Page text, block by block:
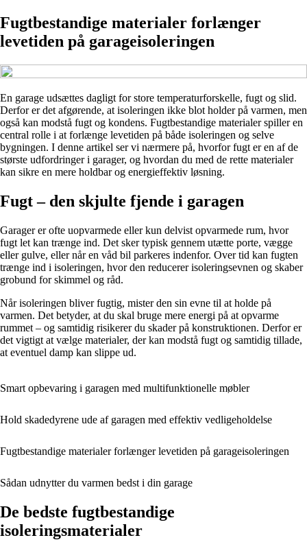
Fugtbestandige materialer forlænger
levetiden på garageisoleringen
En garage udsættes dagligt for store temperaturforskelle, fugt og slid.
Derfor er det afgørende, at isoleringen ikke blot holder på varmen, men
også kan modstå fugt og kondens. Fugtbestandige materialer spiller en
central rolle i at forlænge levetiden på både isoleringen og selve
bygningen. I denne artikel ser vi nærmere på, hvorfor fugt er en af de
største udfordringer i garager, og hvordan du med de rette materialer
kan sikre en mere holdbar og energieffektiv løsning.
Fugt – den skjulte fjende i garagen
Garager er ofte uopvarmede eller kun delvist opvarmede rum, hvor
fugt let kan trænge ind. Det sker typisk gennem utætte porte, vægge
eller gulve, eller når en våd bil parkeres indenfor. Over tid kan fugten
trænge ind i isoleringen, hvor den reducerer isoleringsevnen og skaber
grobund for skimmel og råd.
Når isoleringen bliver fugtig, mister den sin evne til at holde på
varmen. Det betyder, at du skal bruge mere energi på at opvarme
rummet – og samtidig risikerer du skader på konstruktionen. Derfor er
det vigtigt at vælge materialer, der kan modstå fugt og samtidig tillade,
at eventuel damp kan slippe ud.
Smart opbevaring i garagen med multifunktionelle møbler
Hold skadedyrene ude af garagen med effektiv vedligeholdelse
Fugtbestandige materialer forlænger levetiden på garageisoleringen
Sådan udnytter du varmen bedst i din garage
De bedste fugtbestandige
isoleringsmaterialer